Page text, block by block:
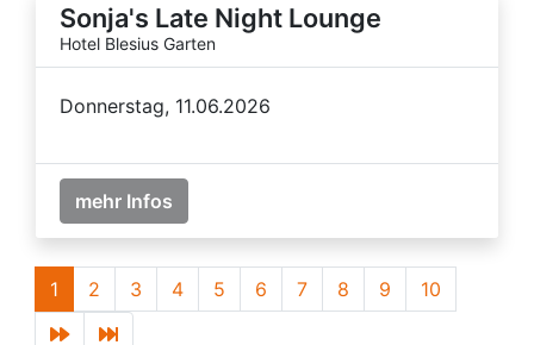
Sonja's Late Night Lounge
Hotel Blesius Garten
Donnerstag, 11.06.2026
mehr Infos
1 2 3 4 5 6 7 8 9 10